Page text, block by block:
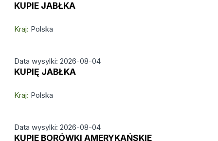
KUPIE JABŁKA
Kraj: Polska
Data wysylki: 2026-08-04
KUPIĘ JABŁKA
Kraj: Polska
Data wysylki: 2026-08-04
KUPIE BORÓWKI AMERYKAŃSKIE